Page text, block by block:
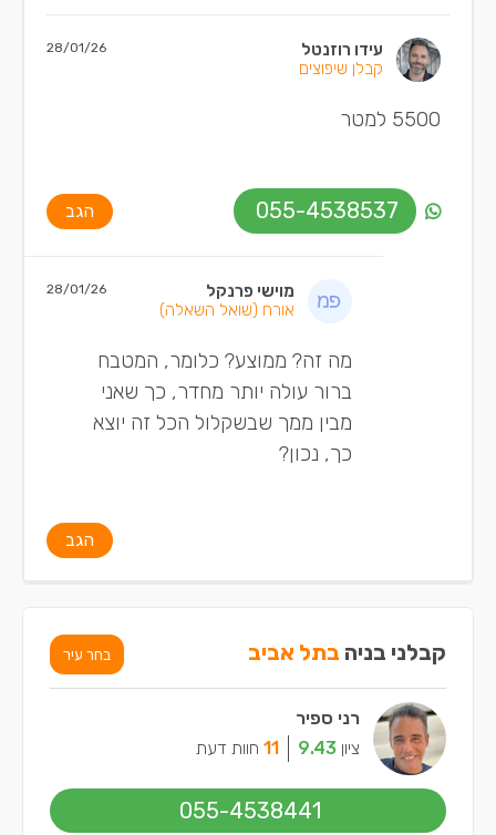
עידו רוזנטל
קבלן שיפוצים
28/01/26
5500 למטר
055-4538537 הגב
מוישי פרנקל
אורח (שואל השאלה)
28/01/26
מה זה? ממוצע? כלומר, המטבח
ברור עולה יותר מחדר, כך שאני
מבין ממך שבשקלול הכל זה יוצא
כך, נכון?
הגב
קבלני בניה בתל אביב בחר עיר
רני ספיר
ציון 9.43
11 חוות דעת
055-4538441